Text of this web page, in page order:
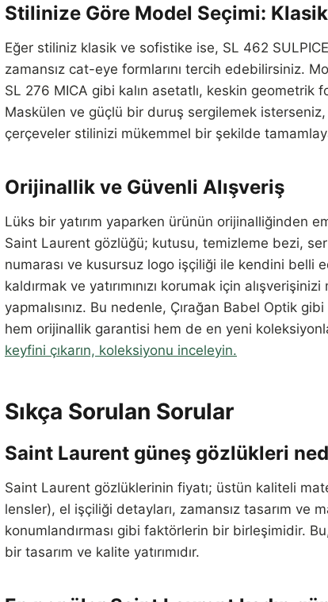
Stilinize Göre Model Seçimi:
Eğer stiliniz klasik ve sofistike ise, SL 462
zamansız cat-eye formlarını tercih edebilirsiniz.
SL 276 MICA gibi kalın asetatlı, keskin geometrik
Maskülen ve güçlü bir duruş sergilemek
çerçeveler stilinizi mükemmel bir şekilde
Orijinallik ve Güvenli Alışveriş
Lüks bir yatırım yaparken ürünün orijinalliğinden
Saint Laurent gözlüğü; kutusu, temizleme bezi,
numarası ve kusursuz logo işçiliği ile kendini belli
kaldırmak ve yatırımınızı korumak için
yapmalısınız. Bu nedenle, Çırağan Babel Optik
hem orijinallik garantisi hem de en yeni
keyfini çıkarın, koleksiyonu inceleyin.
Sıkça Sorulan Sorular
Saint Laurent güneş gözlükleri
Saint Laurent gözlüklerinin fiyatı; üstün kaliteli
lensler), el işçiliği detayları, zamansız tasarım ve
konumlandırması gibi faktörlerin bir birleşimidir.
bir tasarım ve kalite yatırımıdır.